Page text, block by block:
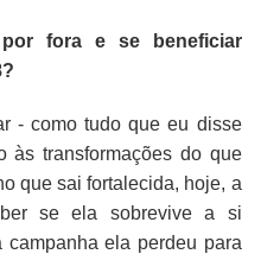
fora e se beneficiar
- como tudo que eu disse
às transformações do que
que sai fortalecida, hoje, a
se ela sobrevive a si
campanha ela perdeu para